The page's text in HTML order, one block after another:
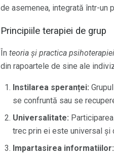
de asemenea, integrată într-un
Principiile terapiei de grup
În teoria și practica
din rapoartele de sine ale
Instilarea speranței:
se confruntă sau se
Universalitate:
trec prin ei este universal și
Impartasirea informatiilor: